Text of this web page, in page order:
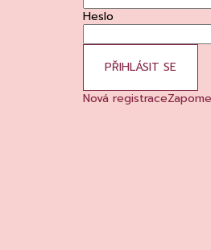
Heslo
PŘIHLÁSIT SE
Nová registrace